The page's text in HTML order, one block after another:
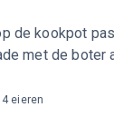
de kookpot
met de boter
eieren